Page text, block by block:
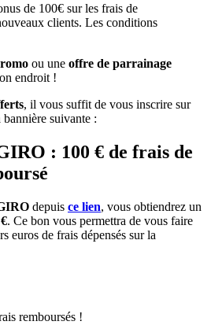
de 100€ sur les frais de
clients. Les conditions
ou une offre de parrainage
endroit !
, il vous suffit de vous inscrire sur
suivante :
: 100 € de frais de
depuis ce lien, vous obtiendrez un
. Ce bon vous permettra de vous faire
euros de frais dépensés sur la
remboursés !